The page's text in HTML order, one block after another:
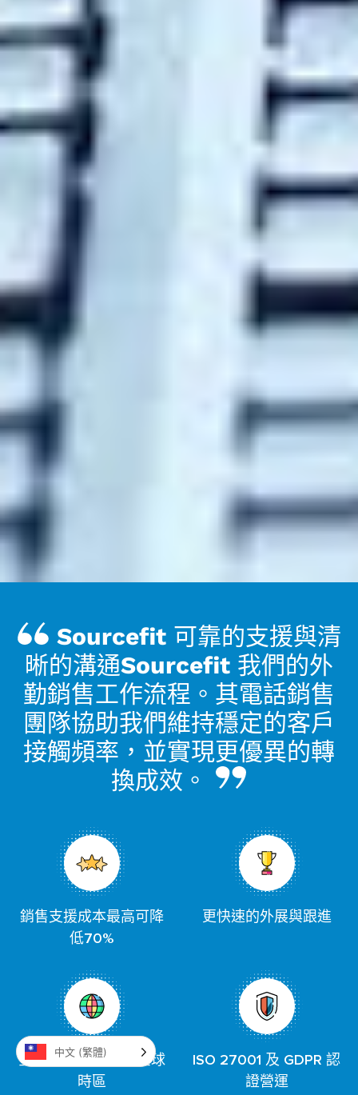
Sourcefit 可靠的支援與清
晰的溝通Sourcefit 我們的外
勤銷售工作流程。其電話銷售
團隊協助我們維持穩定的客戶
接觸頻率，並實現更優異的轉
換成效。
銷售支援成本最高可降
低70%
更快速的外展與跟進
全天候24小時覆蓋全球
時區
ISO 27001 及 GDPR 認
證營運
中文 (繁體)